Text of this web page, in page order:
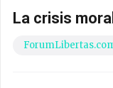
La crisis